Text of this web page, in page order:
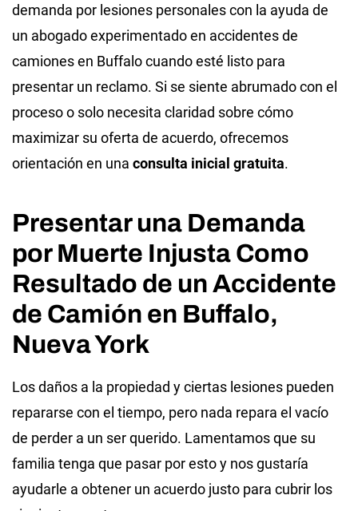
demanda por lesiones personales con la ayuda de
un abogado experimentado en accidentes de
camiones en Buffalo cuando esté listo para
presentar un reclamo. Si se siente abrumado con el
proceso o solo necesita claridad sobre cómo
maximizar su oferta de acuerdo, ofrecemos
orientación en una consulta inicial gratuita.
Presentar una Demanda
por Muerte Injusta Como
Resultado de un Accidente
de Camión en Buffalo,
Nueva York
Los daños a la propiedad y ciertas lesiones pueden
repararse con el tiempo, pero nada repara el vacío
de perder a un ser querido. Lamentamos que su
familia tenga que pasar por esto y nos gustaría
ayudarle a obtener un acuerdo justo para cubrir los